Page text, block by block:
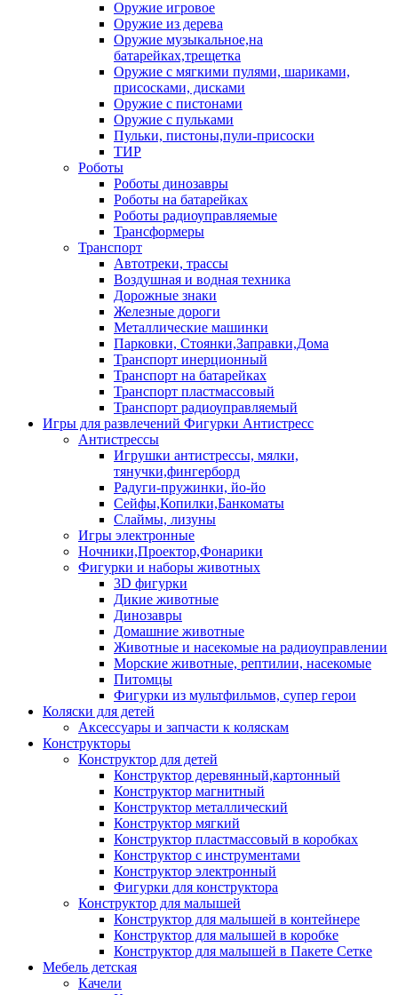
Оружие игровое
Оружие из дерева
Оружие музыкальное,на
батарейках,трещетка
Оружие с мягкими пулями, шариками,
присосками, дисками
Оружие с пистонами
Оружие с пульками
Пульки, пистоны,пули-присоски
ТИР
Роботы
Роботы динозавры
Роботы на батарейках
Роботы радиоуправляемые
Трансформеры
Транспорт
Автотреки, трассы
Воздушная и водная техника
Дорожные знаки
Железные дороги
Металлические машинки
Парковки, Стоянки,Заправки,Дома
Транспорт инерционный
Транспорт на батарейках
Транспорт пластмассовый
Транспорт радиоуправляемый
Игры для развлечений Фигурки Антистресс
Антистрессы
Игрушки антистрессы, мялки,
тянучки,фингерборд
Радуги-пружинки, йо-йо
Сейфы,Копилки,Банкоматы
Слаймы, лизуны
Игры электронные
Ночники,Проектор,Фонарики
Фигурки и наборы животных
3D фигурки
Дикие животные
Динозавры
Домашние животные
Животные и насекомые на радиоуправлении
Морские животные, рептилии, насекомые
Питомцы
Фигурки из мультфильмов, супер герои
Коляски для детей
Аксессуары и запчасти к коляскам
Конструкторы
Конструктор для детей
Конструктор деревянный,картонный
Конструктор магнитный
Конструктор металлический
Конструктор мягкий
Конструктор пластмассовый в коробках
Конструктор с инструментами
Конструктор электронный
Фигурки для конструктора
Конструктор для малышей
Конструктор для малышей в контейнере
Конструктор для малышей в коробке
Конструктор для малышей в Пакете Сетке
Мебель детская
Качели